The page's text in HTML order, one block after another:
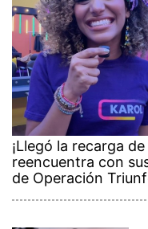
¡Llegó la recarga
reencuentra con
de Operación